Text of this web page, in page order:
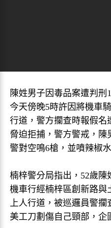
陳姓男子因毒品案遭判刑
今天傍晚5時許因將機車
行道，警方攔查時報假名
脅迫拒捕，警方警戒，陳
警對空鳴6槍，並噴辣椒
楠梓警分局指出，52歲
機車行經楠梓區創新路與
上人行道，被巡邏員警攔
美工刀劃傷自己頸部，企